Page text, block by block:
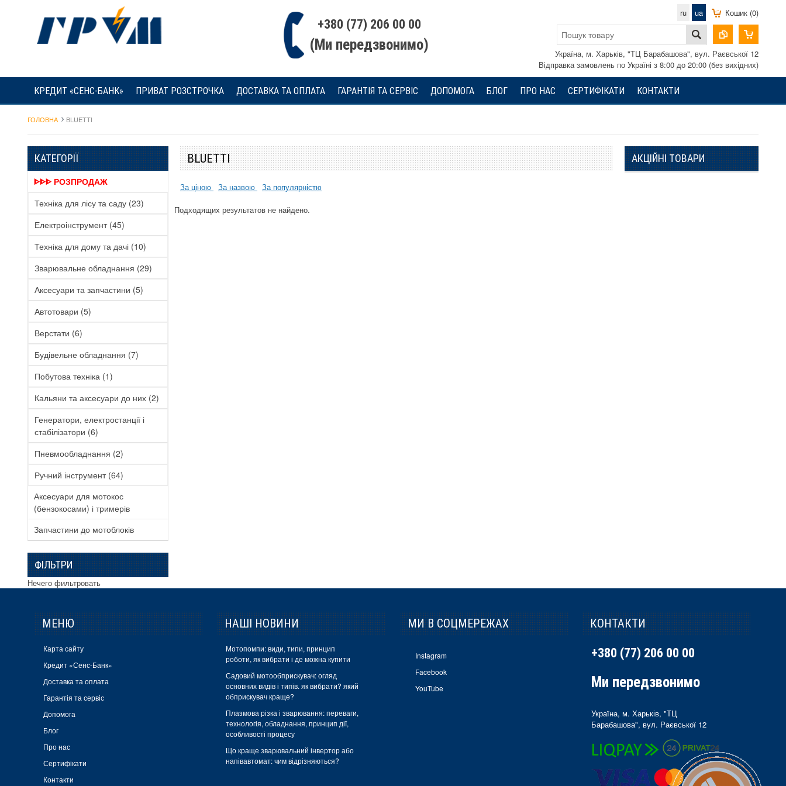
+380 (77) 206 00 00
(Ми передзвонимо)
Кошик (0)
ru ua
Україна, м. Харьків, "ТЦ Барабашова", вул. Раєвської 12
Відправка замовлень по Україні з 8:00 до 20:00 (без вихідних)
КРЕДИТ «СЕНС-БАНК» ПРИВАТ РОЗСТРОЧКА ДОСТАВКА ТА ОПЛАТА ГАРАНТІЯ ТА СЕРВІС ДОПОМОГА БЛОГ ПРО НАС СЕРТИФІКАТИ КОНТАКТИ
ГОЛОВНА BLUETTI
КАТЕГОРІЇ
ᐈᐈᐈ РОЗПРОДАЖ
Техніка для лісу та саду (23)
Електроінструмент (45)
Техніка для дому та дачі (10)
Зварювальне обладнання (29)
Аксесуари та запчастини (5)
Автотовари (5)
Верстати (6)
Будівельне обладнання (7)
Побутова техніка (1)
Кальяни та аксесуари до них (2)
Генератори, електростанції і
стабілізатори (6)
Пневмообладнання (2)
Ручний інструмент (64)
Аксесуари для мотокос
(бензокосами) і тримерів
Запчастини до мотоблоків
ФІЛЬТРИ
Нечего фильтровать
BLUETTI
За ціною За назвою За популярністю
Подходящих результатов не найдено.
АКЦІЙНІ ТОВАРИ
МЕНЮ
Карта сайту
Кредит «Сенс-Банк»
Доставка та оплата
Гарантія та сервіс
Допомога
Блог
Про нас
Сертифікати
Контакти
НАШІ НОВИНИ
Мотопомпи: види, типи, принцип
роботи, як вибрати і де можна купити
Садовий мотообприскувач: огляд
основних видів і типів. як вибрати? який
обприскувач краще?
Плазмова різка і зварювання: переваги,
технологія, обладнання, принцип дії,
особливості процесу
Що краще зварювальний інвертор або
напівавтомат: чим відрізняються?
МИ В СОЦМЕРЕЖАХ
Instagram
Facebook
YouTube
КОНТАКТИ
+380 (77) 206 00 00
Ми передзвонимо
Україна, м. Харьків, "ТЦ
Барабашова", вул. Раєвської 12